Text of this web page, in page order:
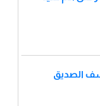
الصديق